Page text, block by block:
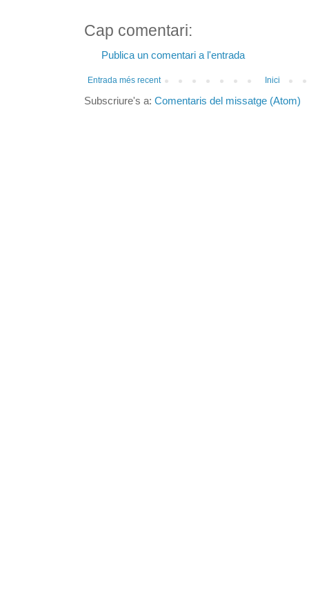
Cap comentari:
Publica un comentari a l'entrada
Entrada més recent Inici
Subscriure's a: Comentaris del missatge (Atom)